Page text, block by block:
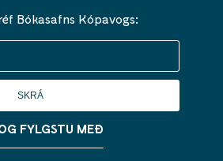
Bókasafns Kópavogs:
SKRÁ
FYLGSTU MEÐ